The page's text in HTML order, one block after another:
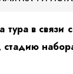
в связи
стадию